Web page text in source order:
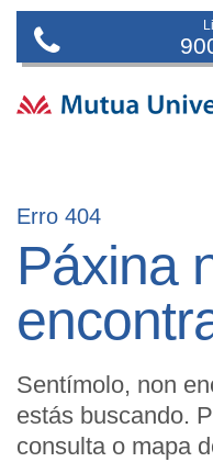
Erro 404
Páxina
Sentímolo, non
estás buscando.
consulta o mapa